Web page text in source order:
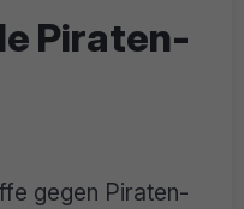
Piraten-
gegen Piraten-